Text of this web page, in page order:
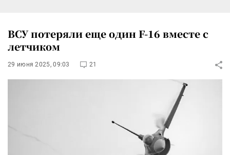
ВСУ потеряли еще один F-16 вместе с
летчиком
29 июня 2025, 09:03 21